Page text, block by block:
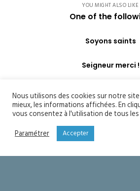
YOU MIGHT ALSO LIKE
One of the
Soyons saints
Seigneur merci !
Nous utilisons des cookies sur notre
mieux, les informations affichées. En
vous consentez à l'utilisation de tous
Paramétrer
Accepter